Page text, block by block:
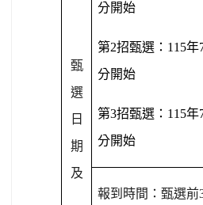
甄
選
日
期
及
分開始
第2招甄選： 115年
分開始
第3招甄選： 115年
分開始
報到時間：甄選前